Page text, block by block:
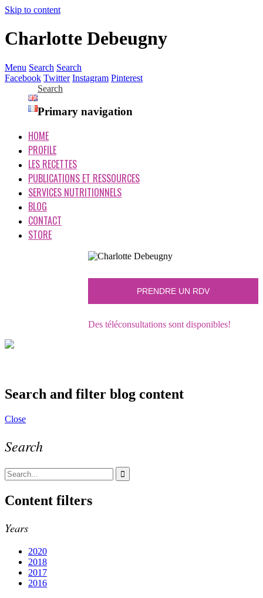
Skip to content
Charlotte Debeugny
Menu Search Search
Facebook Twitter Instagram Pinterest
Search
Primary navigation
HOME
PROFILE
LES RECETTES
PUBLICATIONS ET RESSOURCES
SERVICES NUTRITIONNELS
BLOG
CONTACT
STORE
Des téléconsultations sont disponibles!
Search and filter blog content
Close
Search
Content filters
Years
2020
2018
2017
2016